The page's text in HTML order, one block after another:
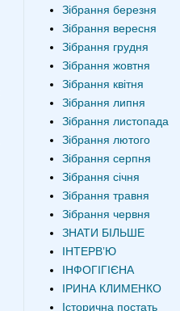
Зібрання березня
Зібрання вересня
Зібрання грудня
Зібрання жовтня
Зібрання квітня
Зібрання липня
Зібрання листопада
Зібрання лютого
Зібрання серпня
Зібрання січня
Зібрання травня
Зібрання червня
ЗНАТИ БІЛЬШЕ
ІНТЕРВʼЮ
ІНФОГІГІЄНА
ІРИНА КЛИМЕНКО
Історична постать